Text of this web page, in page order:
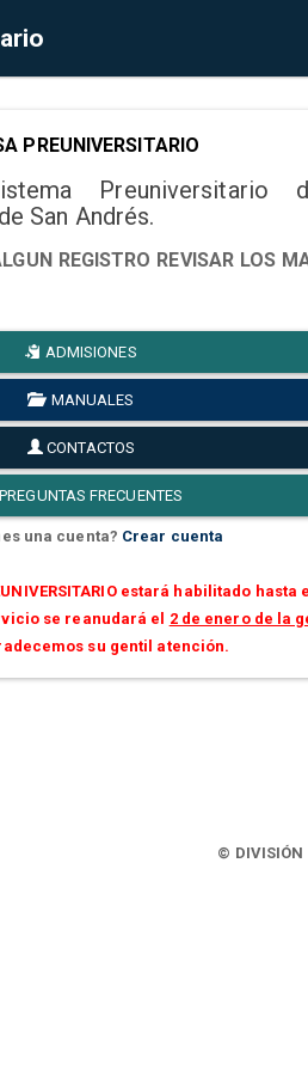
PREUNIVERSITARIO
Preuniversitario
San Andrés.
REGISTRO REVISAR LOS
ADMISIONES
MANUALES
CONTACTOS
PREGUNTAS FRECUENTES
una cuenta? Crear cuenta
estará habilitado hasta
se reanudará el 2 de enero de la
su gentil atención.
© DIVISIÓN